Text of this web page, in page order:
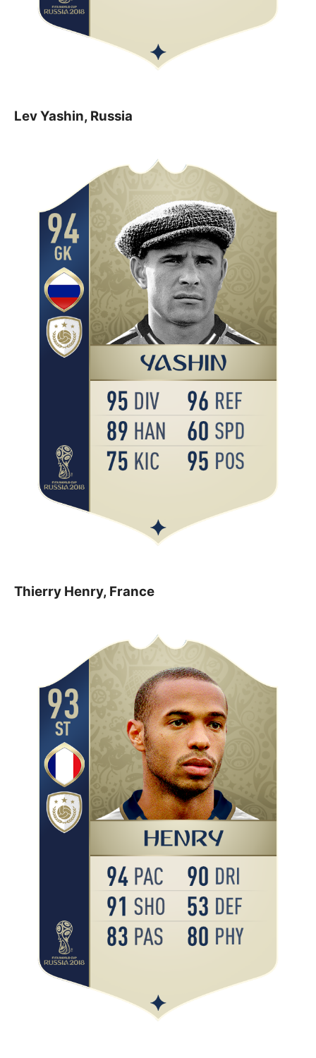
Lev Yashin, Russia
Thierry Henry, France